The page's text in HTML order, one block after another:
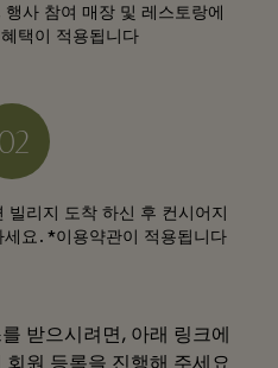
사 참여 매장 및 레스토랑에
택이 적용됩니다.
리지 도착 하신 후 컨시어지
세요. *이용약관이 적용됩니다.
받으시려면, 아래 링크에